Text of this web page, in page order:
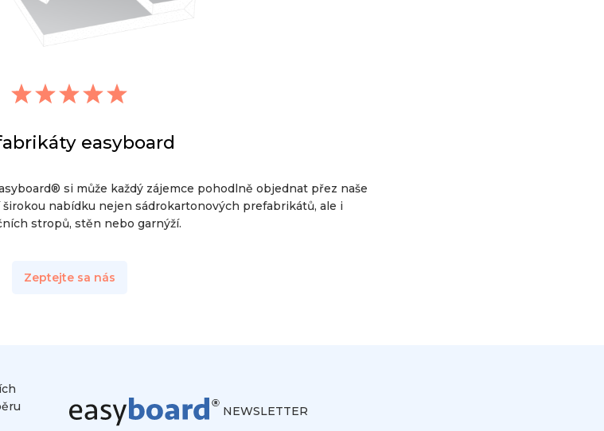
easyboard
si může každý zájemce pohodlně objednat přez naše
nabídku nejen sádrokartonových prefabrikátů, ale i
stropů, stěn nebo garnýží.
Zeptejte sa nás
NEWSLETTER